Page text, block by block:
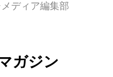
ディア編集部
ガジン